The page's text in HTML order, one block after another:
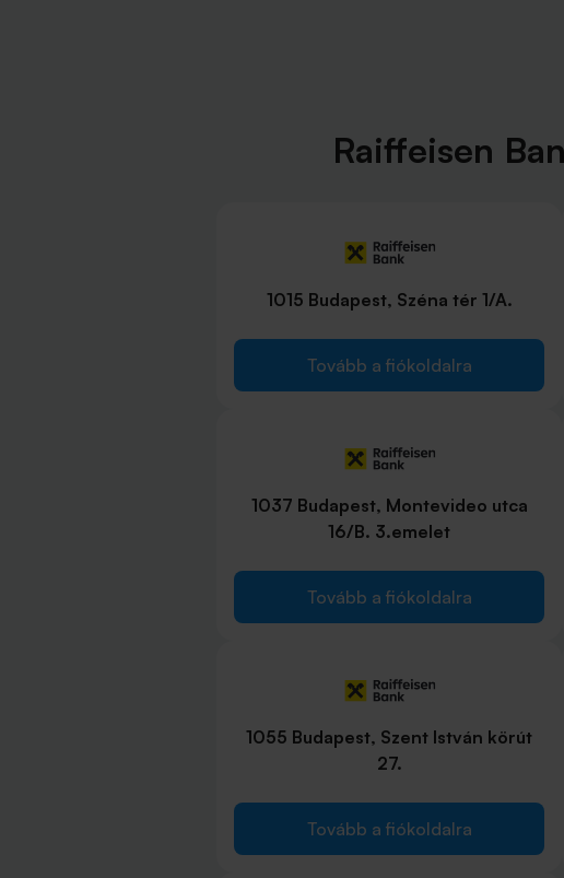
Raiffeisen
1015 Budapest, Széna tér 1/A.
Tovább a fiókoldalra
1037 Budapest, Montevideo utca
16/B. 3.emelet
Tovább a fiókoldalra
1055 Budapest, Szent István körút
27.
Tovább a fiókoldalra